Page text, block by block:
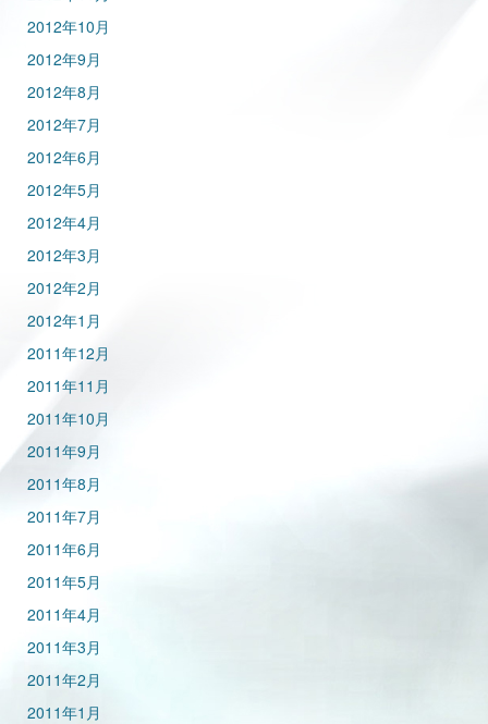
2012年10月
2012年9月
2012年8月
2012年7月
2012年6月
2012年5月
2012年4月
2012年3月
2012年2月
2012年1月
2011年12月
2011年11月
2011年10月
2011年9月
2011年8月
2011年7月
2011年6月
2011年5月
2011年4月
2011年3月
2011年2月
2011年1月